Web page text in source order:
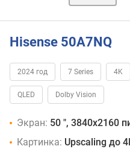
Hisense 50A7NQ
2024 год 7 Series 4K
QLED Dolby Vision
Экран: 50 ", 3840x2160
Картинка: Upscaling до